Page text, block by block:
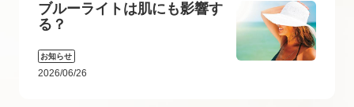
ブルーライトは肌にも影響す
る？
お知らせ
2026/06/26